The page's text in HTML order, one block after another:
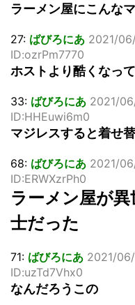
ラーメン屋にこんな
27: ばびろにあ 2021/
ID:ozrPm7770
ホストより酷くなっ
33: ばびろにあ 2021/
ID:HHEuwi6m0
マジレスすると着せ
68: ばびろにあ 2021/
ID:ERWXzrPh0
ラーメン屋が
士だった
71: ばびろにあ 2021/
ID:uzTd7Vhx0
なんだろうこの